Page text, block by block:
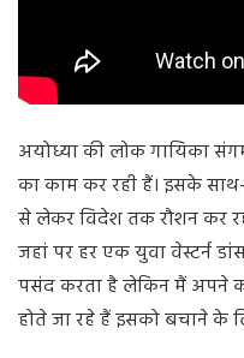
अयोध्या की लोक गायिका
का काम कर रही हैं। इसके
से लेकर विदेश तक रौशन कर
जहां पर हर एक युवा वेस्टर्न
पसंद करता है लेकिन मैं अपने
होते जा रहे हैं इसको बचाने के